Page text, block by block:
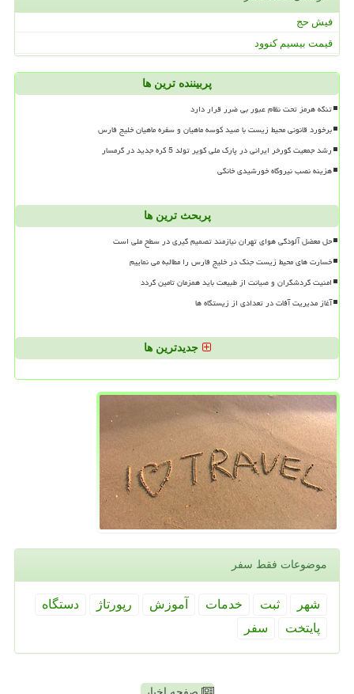
فیش حج
قیمت بیسیم کنوود
پربیننده ترین ها
تنگه هرمز تحت نظام عبور بی ضرر قرار دارد
برخورد قانونی محیط زیست با صید کوسه ماهیان و سفره ماهیان خلیج فارس
رشد جمعیت گورخر ایرانی در پارک ملی کویر تولد 5 کره جدید در گرمسار
هزینه نصب نیروگاه خورشیدی خانگی
پربحث ترین ها
حل معضل آلودگی هوای تهران نیازمند تصمیم گیری در سطح ملی است
خسارت های محیط زیست جنگ در خلیج فارس را مطالبه می نماییم
امنیت گردشگران و صیانت از طبیعت باید همزمان تامین گردد
آغاز مدیریت آفات در تعدادی از زیستگاه ها
جدیدترین ها
موضوعات فقط سفر
شهر ثبت خدمات آموزش رپورتاژ
دستگاه
پایتخت
سفر